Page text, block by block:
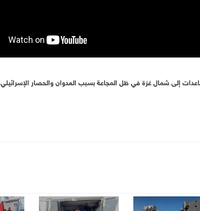
إلى شمال غزة في ظل المجاعة بسبب العدوان والحصار الإسرائيلي